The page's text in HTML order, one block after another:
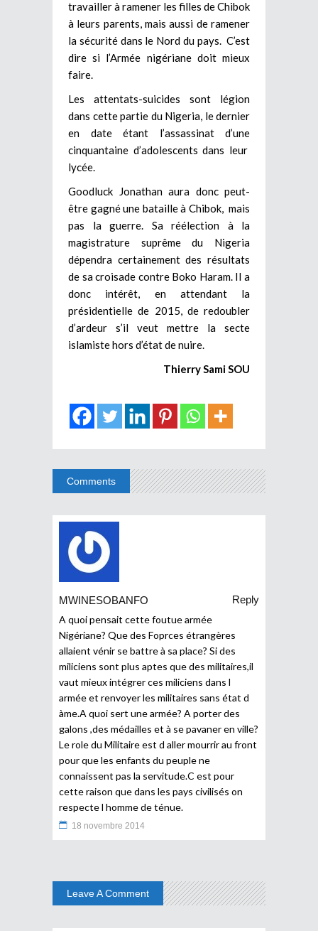
travailler à ramener les filles de Chibok
à leurs parents, mais aussi de ramener
la sécurité dans le Nord du pays. C’est
dire si l’Armée nigériane doit mieux
faire.
Les attentats-suicides sont légion
dans cette partie du Nigeria, le dernier
en date étant l’assassinat d’une
cinquantaine d’adolescents dans leur
lycée.
Goodluck Jonathan aura donc peut-
être gagné une bataille à Chibok, mais
pas la guerre. Sa réélection à la
magistrature suprême du Nigeria
dépendra certainement des résultats
de sa croisade contre Boko Haram. Il a
donc intérêt, en attendant la
présidentielle de 2015, de redoubler
d’ardeur s’il veut mettre la secte
islamiste hors d’état de nuire.
Thierry Sami SOU
Comments
MWINESOBANFO
Reply
A quoi pensait cette foutue armée
Nigériane? Que des Foprces étrangères
allaient vénir se battre à sa place? Si des
miliciens sont plus aptes que des militaires,il
vaut mieux intégrer ces miliciens dans l
armée et renvoyer les militaires sans état d
àme.A quoi sert une armée? A porter des
galons ,des médailles et à se pavaner en ville?
Le role du Militaire est d aller mourrir au front
pour que les enfants du peuple ne
connaissent pas la servitude.C est pour
cette raison que dans les pays civilisés on
respecte l homme de ténue.
18 novembre 2014
Leave A Comment